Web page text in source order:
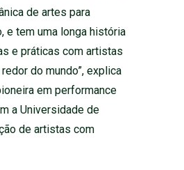
de artes para
e tem uma longa história
e práticas com artistas
do mundo”, explica
em performance
a Universidade de
de artistas com